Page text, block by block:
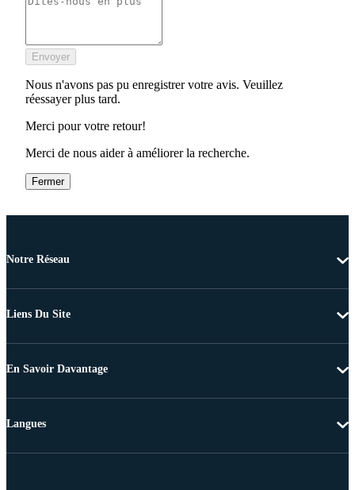
Envoyer
Nous n'avons pas pu enregistrer votre avis. Veuillez
réessayer plus tard.
Merci pour votre retour!
Merci de nous aider à améliorer la recherche.
Fermer
Notre Réseau
Liens Du Site
En Savoir Davantage
Langues